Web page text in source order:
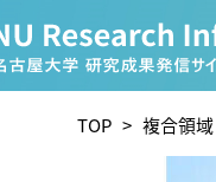
CATEGORY
TOP > 複合領域